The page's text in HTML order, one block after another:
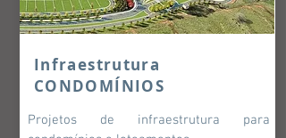
Infraestrutura
CONDOMÍNIOS
Projetos de infraestrutura para